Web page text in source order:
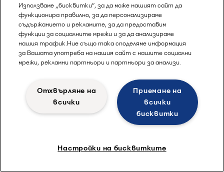
Използваме „бисквитки“, за да може нашият сайт да
функционира правилно, за да персонализираме
съдържанието и рекламите, за да предоставим
функции за социалните мрежи и за да анализираме
нашия трафик.Ние също така споделяме информация
за Вашата употреба на нашия сайт с нашите социални
мрежи, рекламни партньори и партньори за анализи.
Приемане на
всички
бисквитки
Отхвърляне на
всички
Настройки на бисквитките